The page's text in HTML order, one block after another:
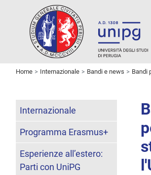
Home Internazionale Bandi e news Bandi
Internazionale
Programma Erasmus+
Esperienze all’estero:
Parti con UniPG